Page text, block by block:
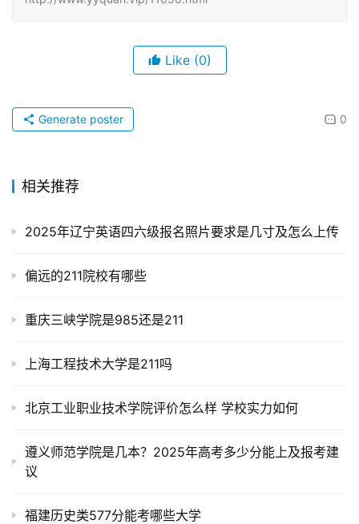
Like (0)
0
Generate poster
相关推荐
2025年辽宁英语四六级报名照片要求是几寸及怎么上传
偏远的211院校有哪些
重庆三峡学院是985还是211
上海工程技术大学是211吗
北京工业职业技术学院评价怎么样 学校实力如何
遵义师范学院是几本？2025年高考多少分能上及报考建
议
福建历史类577分能考哪些大学